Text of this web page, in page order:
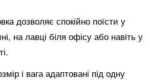
дозволяє спокійно поїсти у
на лавці біля офісу або навіть у
і вага адаптовані під одну